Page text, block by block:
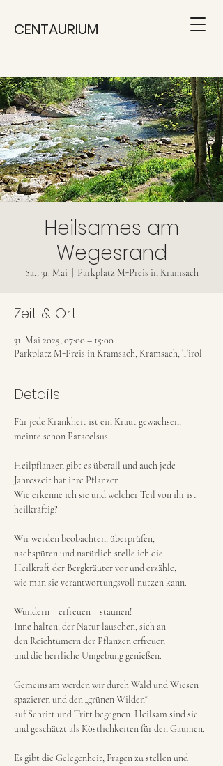
CENTAURIUM
Heilsames am
Wegesrand
Sa., 31. Mai Parkplatz M-Preis in Kramsach
Zeit & Ort
31. Mai 2025, 07:00 – 15:00
Parkplatz M-Preis in Kramsach, Kramsach, Tirol
Details
Für jede Krankheit ist ein Kraut gewachsen,
meinte schon Paracelsus.
Heilpflanzen gibt es überall und auch jede
Jahreszeit hat ihre Pflanzen.
Wie erkenne ich sie und welcher Teil von ihr ist
heilkräftig?
Wir werden beobachten, überprüfen,
nachspüren und natürlich stelle ich die
Heilkraft der Bergkräuter vor und erzähle,
wie man sie verantwortungsvoll nutzen kann.
Wundern – erfreuen – staunen!
Inne halten, der Natur lauschen, sich an
den Reichtümern der Pflanzen erfreuen
und die herrliche Umgebung genießen.
Gemeinsam werden wir durch Wald und Wiesen
spazieren und den „grünen Wilden“
auf Schritt und Tritt begegnen. Heilsam sind sie
und geschätzt als Köstlichkeiten für den Gaumen.
Es gibt die Gelegenheit, Fragen zu stellen und